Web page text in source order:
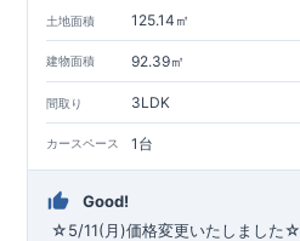
土地面積 125.14㎡
建物面積 92.39㎡
間取り 3LDK
カースペース 1台
Good!
☆5/11(月)価格変更いたしました☆